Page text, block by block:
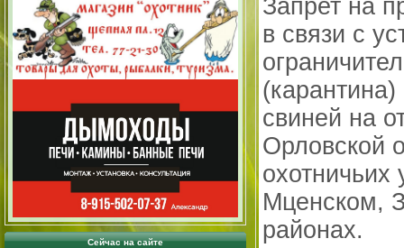
Сейчас на сайте
Запрет на
в связи с
свиней на
Орловской
охотничьих
Мценском,
районах.